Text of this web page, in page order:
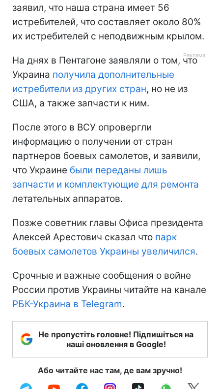
заявил, что наша страна имеет 56
истребителей, что составляет около 80%
их истребителей с неподвижным крылом.
На днях в Пентагоне заявляли о том, что
Украина получила дополнительные
истребители из других стран, но не из
США, а также запчасти к ним.
После этого в ВСУ опровергли
информацию о получении от стран
партнеров боевых самолетов, и заявили,
что Украине были переданы лишь
запчасти и комплектующие для ремонта
летательных аппаратов.
Позже советник главы Офиса президента
Алексей Арестович сказал что парк
боевых самолетов Украины увеличился.
Срочные и важные сообщения о войне
России против Украины читайте на канале
РБК-Украина в Telegram.
Не пропустіть головне! Підпишіться на
наші оновлення в Google!
Або читайте нас там, де вам зручно!